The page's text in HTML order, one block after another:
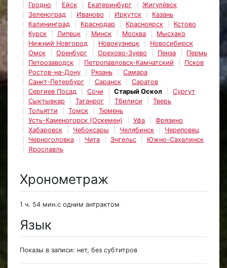
Гродно
Ейск Екатеринбург
Жигулёвск
Зеленоград
Иваново Иркутск
Казань
Калининград
Краснодар Красноярск
Кстово
Курск
Липецк Минск Москва
Мысхако
Нижний Новгород
Новокузнецк
Новосибирск
Омск
Оренбург Орехово-Зуево Пенза
Пермь
Петрозаводск
Петропавловск-Камчатский
Псков
Ростов-на-Дону
Рязань
Самара
Санкт-Петербург
Саранск
Саратов
Сергиев Посад
Сочи Старый Оскол
Сургут
Сыктывкар
Таганрог Тбилиси
Тверь
Тольятти
Томск
Тюмень
Усть-Каменогорск (Оскемен)
Уфа
Фрязино
Хабаровск
Чебоксары Челябинск
Череповец
Черноголовка
Чита Энгельс
Южно-Сахалинск
Ярославль
Хронометраж
1 ч. 54 мин.с одним антрактом
Язык
Показы в записи: нет, без субтитров